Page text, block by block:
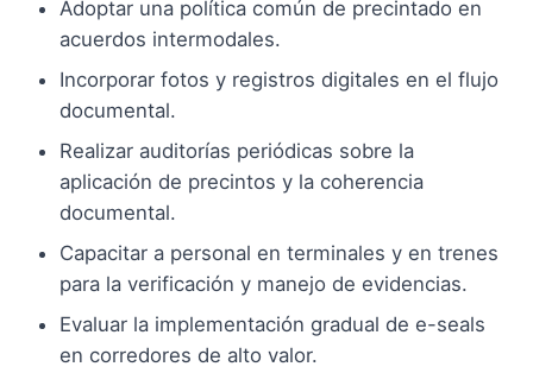
Adoptar una política común de precintado en
acuerdos intermodales.
Incorporar fotos y registros digitales en el flujo
documental.
Realizar auditorías periódicas sobre la
aplicación de precintos y la coherencia
documental.
Capacitar a personal en terminales y en trenes
para la verificación y manejo de evidencias.
Evaluar la implementación gradual de e-seals
en corredores de alto valor.